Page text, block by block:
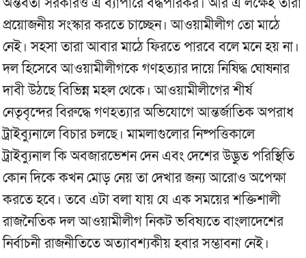
প্রয়োজনীয় সংস্কার করতে চাচ্ছেন। আওয়ামীলীগ তো মাঠে
নেই। সহসা তারা আবার মাঠে ফিরতে পারবে বলে মনে হয় না।
দল হিসেবে আওয়ামীলীগকে গণহত্যার দায়ে নিষিদ্ধ ঘোষনার
দাবী উঠছে বিভিন্ন মহল থেকে। আওয়ামীলীগের শীর্ষ
নেতৃবৃন্দের বিরুদ্ধে গণহত্যার অভিযোগে আন্তর্জাতিক অপরাধ
ট্রাইব্যুনালে বিচার চলছে। মামলাগুলোর নিষ্পত্তিকালে
ট্রাইব্যুনাল কি অবজারভেশন দেন এবং দেশের উদ্ভুত পরিস্থিতি
কোন দিকে কখন মোড় নেয় তা দেখার জন্য আরোও অপেক্ষা
করতে হবে। তবে এটা বলা যায় যে এক সময়ের শক্তিশালী
রাজনৈতিক দল আওয়ামীলীগ নিকট ভবিষ্যতে বাংলাদেশের
নির্বাচনী রাজনীতিতে অত্যাবশ্যকীয় হবার সম্ভাবনা নেই।